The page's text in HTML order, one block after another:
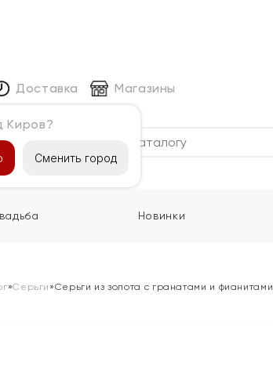
Киров?
Сменить город
Доставка Магазины
Новинки
»Серьги »Серьги из золота с гранатами и фианитами